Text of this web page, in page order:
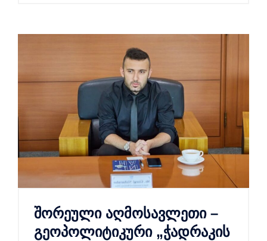
შორეული აღმოსავლეთი –
გეოპოლიტიკური „ჭადრაკის